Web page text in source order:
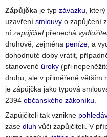
Zápůjčka je typ závazku ,
uzavření smlouvy o zapůjčení
ní zapůjčitelpřenechá
druhově, zejména peníze , a
dohodnuté doby vrátit,
stanovené úroky (při
druhu, ale v přiměřeně větším
je zápůjčka jako typová
2394 občanského zákoníku
Zapůjčiteli tak vznikne
zase dluh vůči zapůjčiteli. V